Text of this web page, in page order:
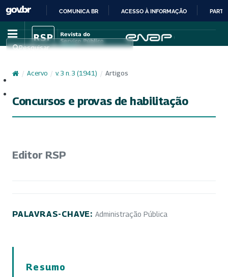
IR
PARA
CONTEÚDO
COMUNICA BR ACESSO À INFORMAÇÃO
Pesquisar
/ Acervo / v. 3 n. 3 (1941) / Artigos
Concursos e provas de habilitação
Editor RSP
PALAVRAS-CHAVE: Administração Pública
Resumo